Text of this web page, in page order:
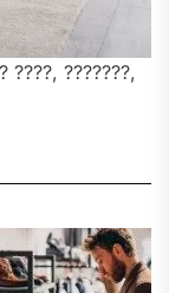
????, ???????,